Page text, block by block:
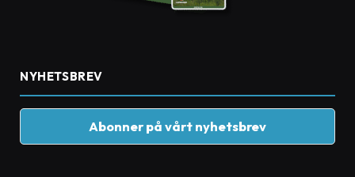
NYHETSBREV
Abonner på vårt nyhetsbrev